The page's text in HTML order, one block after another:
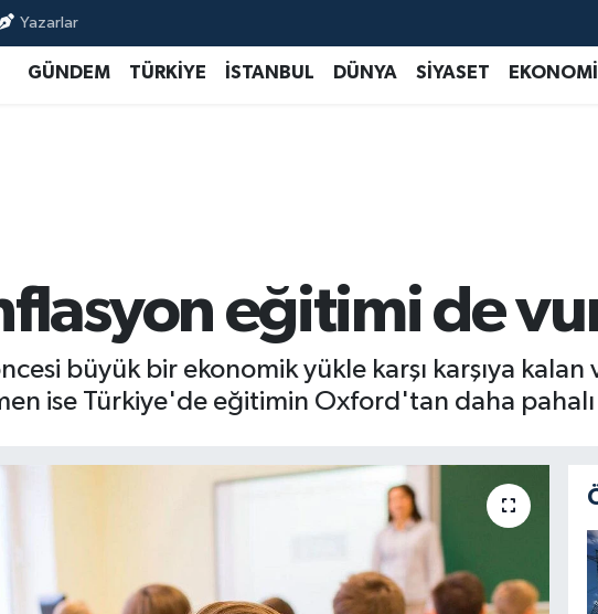
Yazarlar
GÜNDEM TÜRKİYE İSTANBUL DÜNYA SİYASET EKONOMİ
eğitimi de
büyük bir ekonomik yükle karşı karşıya kalan
ise Türkiye'de eğitimin Oxford'tan daha